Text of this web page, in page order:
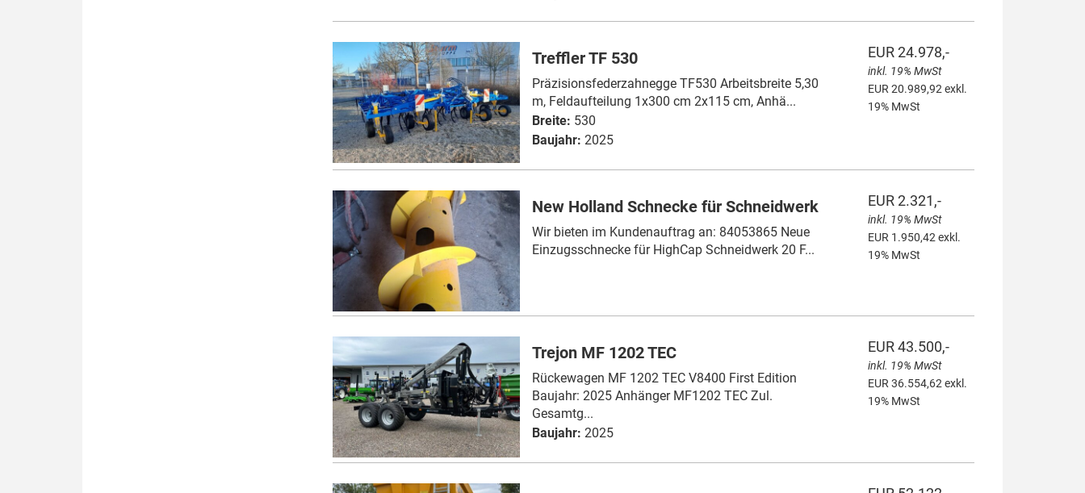
Treffler TF 530
Präzisionsfederzahnegge TF530 Arbeitsbreite 5,30
m, Feldaufteilung 1x300 cm 2x115 cm, Anhä...
Breite: 530
Baujahr: 2025
EUR 24.978,-
inkl. 19% MwSt
EUR 20.989,92 exkl.
19% MwSt
New Holland Schnecke für Schneidwerk
Wir bieten im Kundenauftrag an: 84053865 Neue
Einzugsschnecke für HighCap Schneidwerk 20 F...
EUR 2.321,-
inkl. 19% MwSt
EUR 1.950,42 exkl.
19% MwSt
Trejon MF 1202 TEC
Rückewagen MF 1202 TEC V8400 First Edition
Baujahr: 2025 Anhänger MF1202 TEC Zul.
Gesamtg...
Baujahr: 2025
EUR 43.500,-
inkl. 19% MwSt
EUR 36.554,62 exkl.
19% MwSt